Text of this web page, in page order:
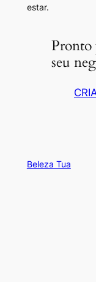
estar.
Pronto
seu
Beleza Tua